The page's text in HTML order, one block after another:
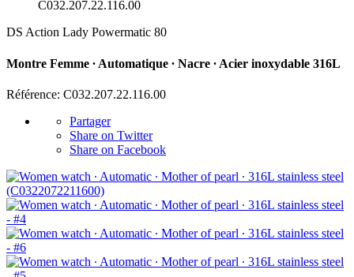
C032.207.22.116.00
DS Action Lady Powermatic 80
Montre Femme ∙ Automatique ∙ Nacre ∙ Acier inoxydable 316L
Référence: C032.207.22.116.00
Partager
Share on Twitter
Share on Facebook